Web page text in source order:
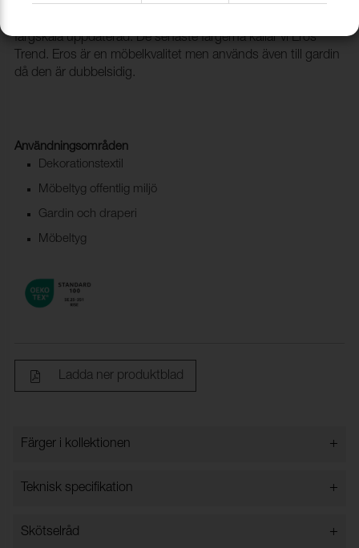
färgskala uppdaterad. De senaste färgerna kallar vi Eros
Trend. Eros är en möbelkvalitet men används även till gardin
då den är dubbelsidig.
Användningsområden
Dekorationstextil
Möbeltyg offentlig miljö
Gardin och draperi
Möbeltyg
Ladda ner produktblad
Färger i kollektionen +
Färger i kollektionen
Teknisk specifikation +
Bredd:
Skötselråd +